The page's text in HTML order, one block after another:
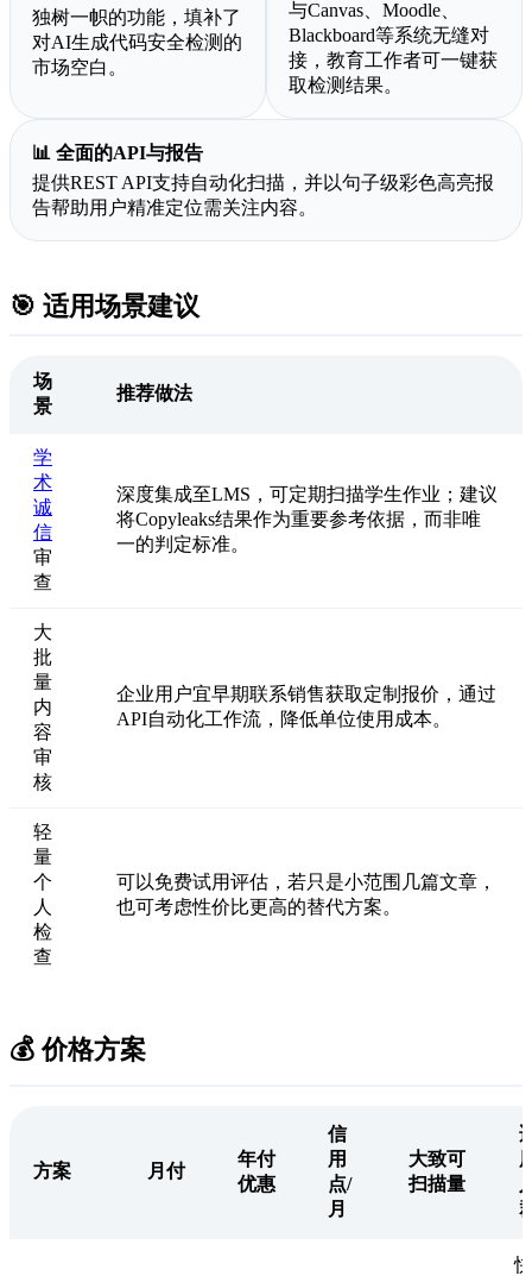
独树一帜的功能，填补了
对AI生成代码安全检测的
市场空白。
与Canvas、Moodle、
Blackboard等系统无缝对
接，教育工作者可一键获
取检测结果。
📊 全面的API与报告
提供REST API支持自动化扫描，并以句子级彩色高亮报
告帮助用户精准定位需关注内容。
🎯 适用场景建议
场
景
推荐做法
学
术
诚
信
审
查
深度集成至LMS，可定期扫描学生作业；建议
将Copyleaks结果作为重要参考依据，而非唯
一的判定标准。
大
批
量
内
容
审
核
企业用户宜早期联系销售获取定制报价，通过
API自动化工作流，降低单位使用成本。
轻
量
个
人
检
查
可以免费试用评估，若只是小范围几篇文章，
也可考虑性价比更高的替代方案。
💰 价格方案
方案 月付
年付
优惠
信
用
点/
月
大致可
扫描量